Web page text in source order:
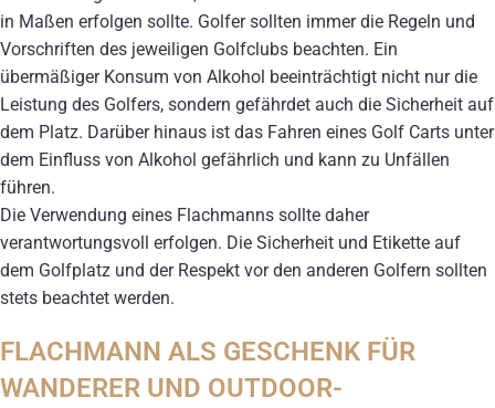
in Maßen erfolgen sollte. Golfer sollten immer die Regeln und
Vorschriften des jeweiligen Golfclubs beachten. Ein
übermäßiger Konsum von Alkohol beeinträchtigt nicht nur die
Leistung des Golfers, sondern gefährdet auch die Sicherheit auf
dem Platz. Darüber hinaus ist das Fahren eines Golf Carts unter
dem Einfluss von Alkohol gefährlich und kann zu Unfällen
führen.
Die Verwendung eines Flachmanns sollte daher
verantwortungsvoll erfolgen. Die Sicherheit und Etikette auf
dem Golfplatz und der Respekt vor den anderen Golfern sollten
stets beachtet werden.
FLACHMANN ALS GESCHENK FÜR
WANDERER UND OUTDOOR-